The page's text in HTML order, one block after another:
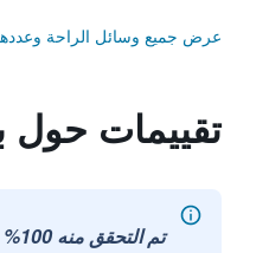
عرض جميع وسائل الراحة وعددها
تقييمات
تم التحقق منه 100%